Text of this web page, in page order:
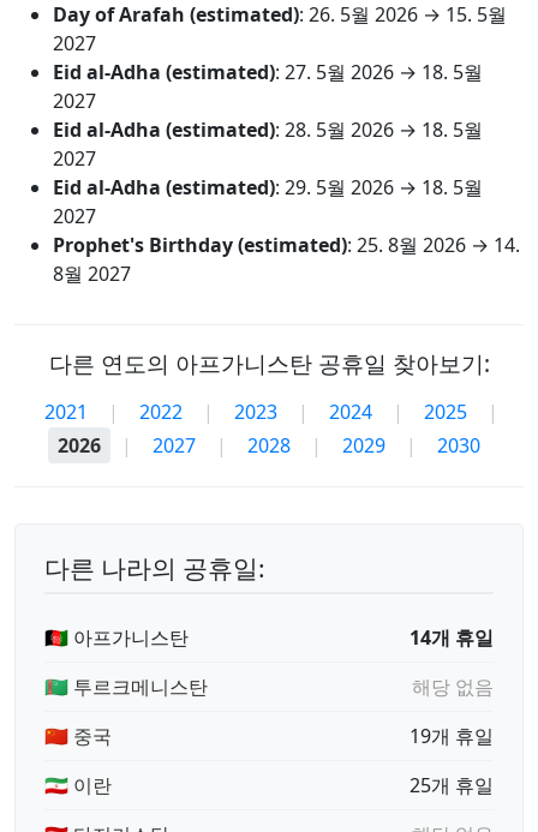
Day of Arafah (estimated): 26. 5월 2026 → 15. 5월
2027
Eid al-Adha (estimated): 27. 5월 2026 → 18. 5월
2027
Eid al-Adha (estimated): 28. 5월 2026 → 18. 5월
2027
Eid al-Adha (estimated): 29. 5월 2026 → 18. 5월
2027
Prophet's Birthday (estimated): 25. 8월 2026 → 14.
8월 2027
다른 연도의 아프가니스탄 공휴일 찾아보기:
2021 | 2022 | 2023 | 2024 | 2025
|
2026
| 2027 | 2028 | 2029 | 2030
다른 나라의 공휴일:
🇦🇫 아프가니스탄
14개 휴일
🇹🇲 투르크메니스탄
해당 없음
🇨🇳 중국
19개 휴일
🇮🇷 이란
25개 휴일